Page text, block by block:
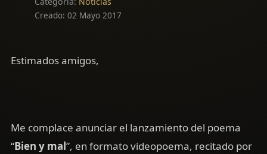
Creado: 02 Mayo 2017
Estimados amigos,
Me complace anunciar el lanzamiento del poema
“Bien y mal”, en formato videopoema, recitado por